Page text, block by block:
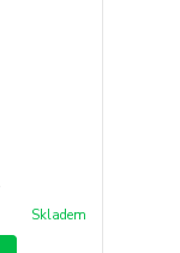
Skladem